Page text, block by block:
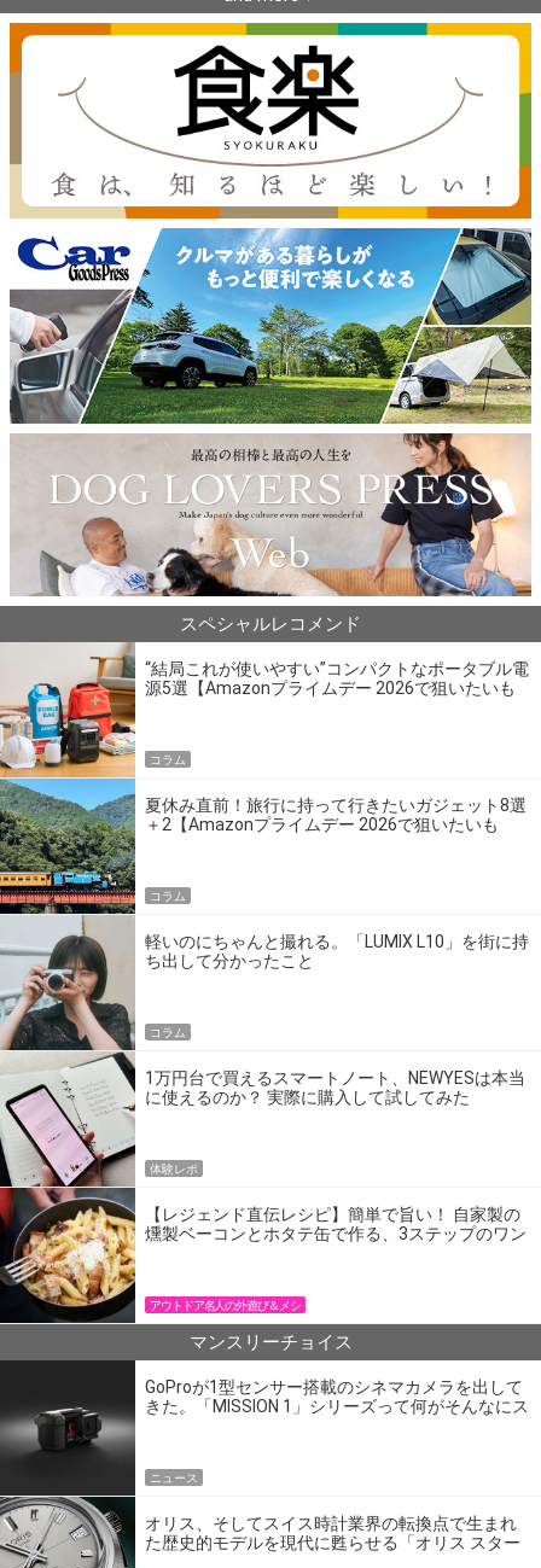
スペシャルレコメンド
“結局これが使いやすい”コンパクトなポータブル電
源5選【Amazonプライムデー 2026で狙いたいも
コラム
夏休み直前！旅行に持って行きたいガジェット8選
＋2【Amazonプライムデー 2026で狙いたいも
コラム
軽いのにちゃんと撮れる。「LUMIX L10」を街に持
ち出して分かったこと
コラム
1万円台で買えるスマートノート、NEWYESは本当
に使えるのか？ 実際に購入して試してみた
体験レポ
【レジェンド直伝レシピ】簡単で旨い！ 自家製の
燻製ベーコンとホタテ缶で作る、3ステップのワン
アウトドア名人の外遊び＆メシ
マンスリーチョイス
GoProが1型センサー搭載のシネマカメラを出して
きた。「MISSION 1」シリーズって何がそんなにス
ニュース
オリス、そしてスイス時計業界の転換点で生まれ
た歴史的モデルを現代に甦らせる「オリス スター